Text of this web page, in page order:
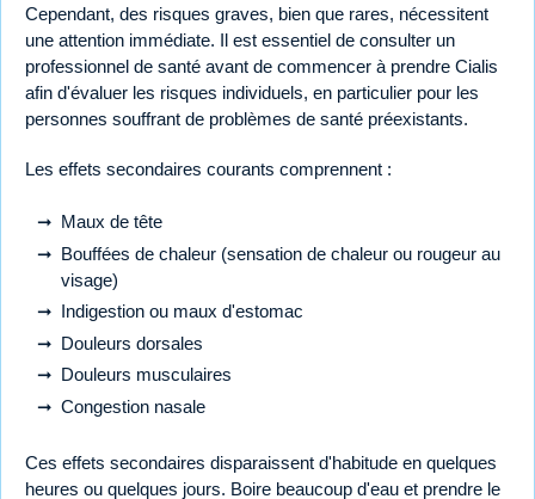
Cependant, des risques graves, bien que rares, nécessitent
une attention immédiate. Il est essentiel de consulter un
professionnel de santé avant de commencer à prendre Cialis
afin d'évaluer les risques individuels, en particulier pour les
personnes souffrant de problèmes de santé préexistants.
Les effets secondaires courants comprennent :
Maux de tête
Bouffées de chaleur (sensation de chaleur ou rougeur au
visage)
Indigestion ou maux d'estomac
Douleurs dorsales
Douleurs musculaires
Congestion nasale
Ces effets secondaires disparaissent d'habitude en quelques
heures ou quelques jours. Boire beaucoup d'eau et prendre le